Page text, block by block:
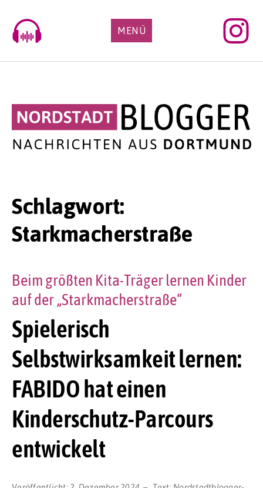
content
MENÜ
Schlagwort:
Starkmacherstraße
Spielerisch
Selbstwirksamkeit lernen:
FABIDO hat einen
Kinderschutz-Parcours
entwickelt
Beim größten Kita-Träger lernen Kinder
auf der „Starkmacherstraße“